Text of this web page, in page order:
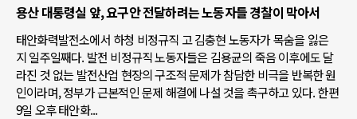
용산 대통령실 앞, 요구안 전달하려는 노동자들 경찰이 막아서
태안화력발전소에서 하청 비정규직 고 김충현 노동자가 목숨을 잃은
지 일주일째다. 발전 비정규직 노동자들은 김용균의 죽음 이후에도 달
라진 것 없는 발전산업 현장의 구조적 문제가 참담한 비극을 반복한 원
인이라며, 정부가 근본적인 문제 해결에 나설 것을 촉구하고 있다. 한편
9일 오후 태안화...